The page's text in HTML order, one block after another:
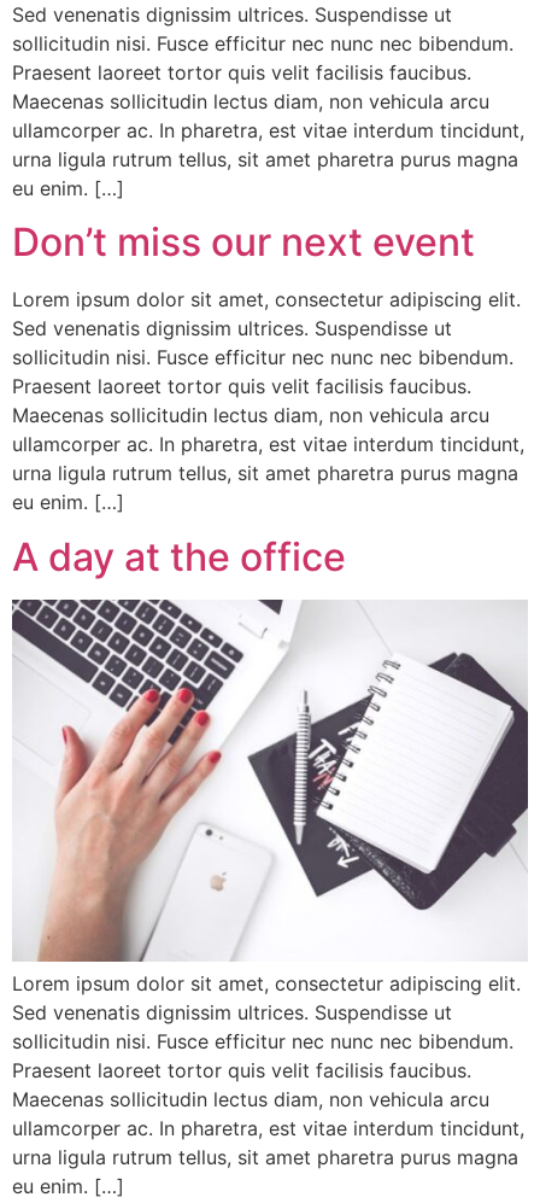
Sed venenatis dignissim ultrices. Suspendisse ut
sollicitudin nisi. Fusce efficitur nec nunc nec bibendum.
Praesent laoreet tortor quis velit facilisis faucibus.
Maecenas sollicitudin lectus diam, non vehicula arcu
ullamcorper ac. In pharetra, est vitae interdum tincidunt,
urna ligula rutrum tellus, sit amet pharetra purus magna
eu enim. […]
Don’t miss our next event
Lorem ipsum dolor sit amet, consectetur adipiscing elit.
Sed venenatis dignissim ultrices. Suspendisse ut
sollicitudin nisi. Fusce efficitur nec nunc nec bibendum.
Praesent laoreet tortor quis velit facilisis faucibus.
Maecenas sollicitudin lectus diam, non vehicula arcu
ullamcorper ac. In pharetra, est vitae interdum tincidunt,
urna ligula rutrum tellus, sit amet pharetra purus magna
eu enim. […]
A day at the office
Lorem ipsum dolor sit amet, consectetur adipiscing elit.
Sed venenatis dignissim ultrices. Suspendisse ut
sollicitudin nisi. Fusce efficitur nec nunc nec bibendum.
Praesent laoreet tortor quis velit facilisis faucibus.
Maecenas sollicitudin lectus diam, non vehicula arcu
ullamcorper ac. In pharetra, est vitae interdum tincidunt,
urna ligula rutrum tellus, sit amet pharetra purus magna
eu enim. […]